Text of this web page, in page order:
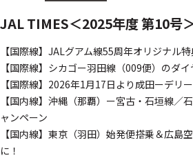
JAL TIMES＜2025年度 第10号
【国際線】JALグアム線55周年オリジナル
【国際線】シカゴー羽田線（009便）のダ
【国際線】2026年1月17日より成田ーデリ
【国内線】沖縄（那覇）ー宮古・石垣線／
ャンペーン
【国内線】東京（羽田）始発便搭乗＆広島
に！